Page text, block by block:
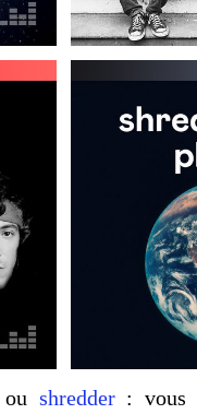
ou shredder: vous